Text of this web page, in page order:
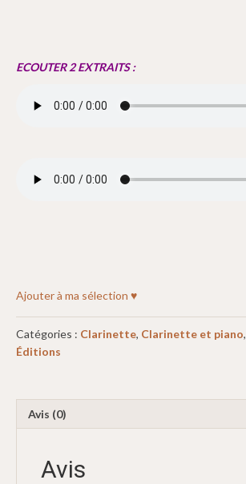
ECOUTER 2 EXTRAITS :
Ajouter à ma sélection ♥
Catégories : Clarinette, Clarinette et piano,
Éditions
Avis (0)
Avis